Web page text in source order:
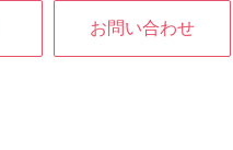
お問い合わせ